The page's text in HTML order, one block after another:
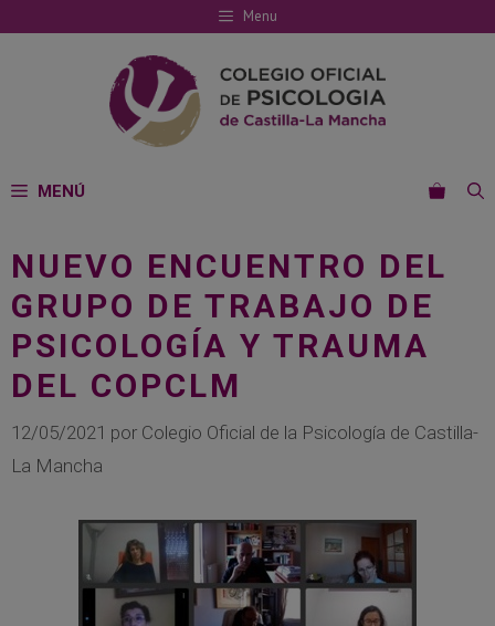
al
Menu
MENÚ
NUEVO ENCUENTRO DEL
GRUPO DE TRABAJO DE
PSICOLOGÍA Y TRAUMA
DEL COPCLM
12/05/2021 por Colegio Oficial de la Psicología de Castilla-
La Mancha